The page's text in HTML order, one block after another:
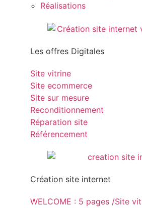
Réalisations
Les offres Digitales
Site vitrine
Site ecommerce
Site sur mesure
Reconditionnement
Réparation site
Référencement
Création site internet
WELCOME : 5 pages /Site